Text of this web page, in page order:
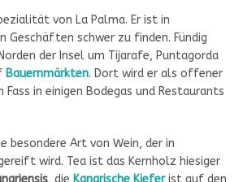
von La Palma. Er ist in
Geschäften schwer zu finden. Fündig
der Insel um Tijarafe, Puntagorda
Bauernmärkten. Dort wird er als offener
Fass in einigen Bodegas und Restaurants
besondere Art von Wein, der in
wird. Tea ist das Kernholz hiesiger
, die Kanarische Kieferist auf den